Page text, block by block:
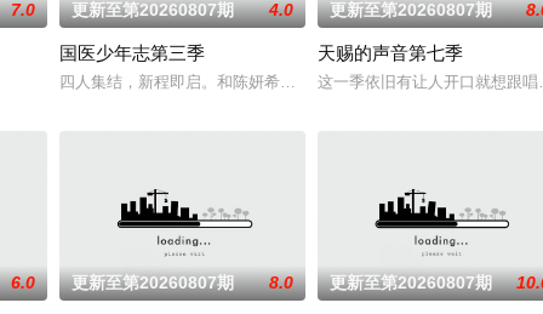
每周的直播比拼中高能开唱，演绎各国音乐风情、展现各自文化底蕴，以
7.0 更新至第20260807期 4.0
国医少年志第三季
四人集结，新程即启。和陈妍希、夏之光、高卿尘、李雅娟一起，走
更新至第20260807期
天赐的声音第七季
这一季依旧有让人开口就想跟唱
6.0 更新至第20260807期 8.0 更新至第20260807期